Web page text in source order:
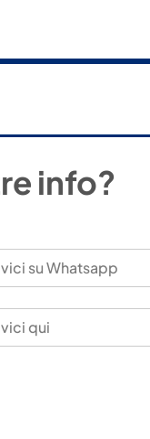
info?
su Whatsapp
qui